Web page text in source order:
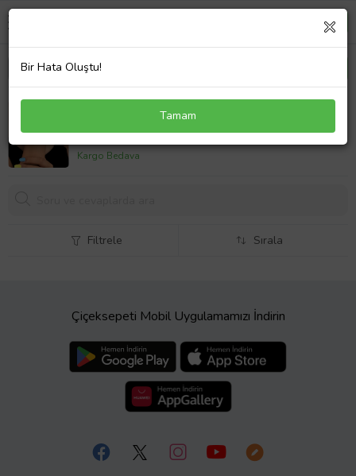
925 Ayar Gümüş Oval Mistik Topaz Taşlı Su Yolu
2247,75 TL
Kargo Bedava
Filtrele Sırala
Çiçeksepeti Mobil Uygulamamızı İndirin
Bir Hata Oluştu!
Tamam